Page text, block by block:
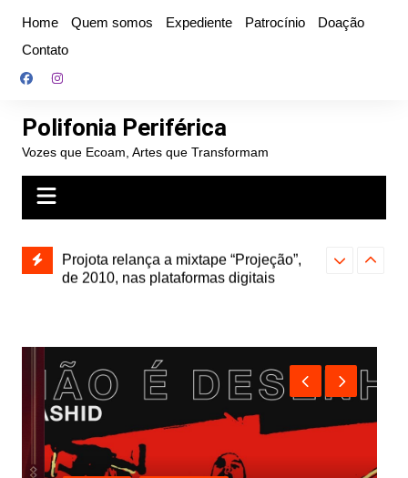
conteúdo
Home Quem somos Expediente Patrocínio
Doação
Contato
Polifonia Periférica
Vozes que Ecoam, Artes que Transformam
e abre
autoral,
Projota relança a mixtape “Projeção”,
de 2010, nas plataformas digitais
Farofa